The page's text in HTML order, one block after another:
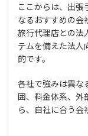
ここからは、出張
なるおすすめの会
旅行代理店との法
テムを備えた法人
的です。
各社で強みは異な
囲、料金体系、外
ら、自社に合う会